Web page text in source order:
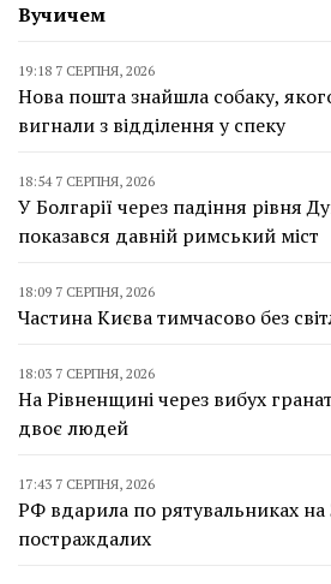
Вучичем
19:18 7 СЕРПНЯ, 2026
Нова пошта знайшла собаку,
вигнали з відділення у спеку
18:54 7 СЕРПНЯ, 2026
У Болгарії через падіння рівня
показався давній римський міст
18:09 7 СЕРПНЯ, 2026
Частина Києва тимчасово без
18:03 7 СЕРПНЯ, 2026
На Рівненщині через вибух
двоє людей
17:43 7 СЕРПНЯ, 2026
РФ вдарила по рятувальниках на
постраждалих